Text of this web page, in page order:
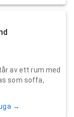
av ett rum med
som soffa,
→